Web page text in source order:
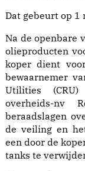
Dat gebeurt op 1
Na de openbare
olieproducten
koper dient
bewaarnemer
Utilities
overheids-nv
beraadslagen
de veiling en
een door de
tanks te